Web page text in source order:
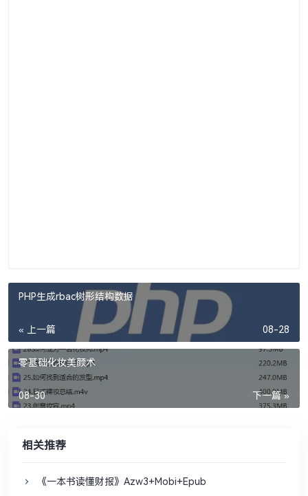
PHP生成rbac树形结构数据
« 上一篇 08-28
零基础化妆美颜术
下一篇 »
08-30
相关推荐
《一本书读懂财报》Azw3+Mobi+Epub